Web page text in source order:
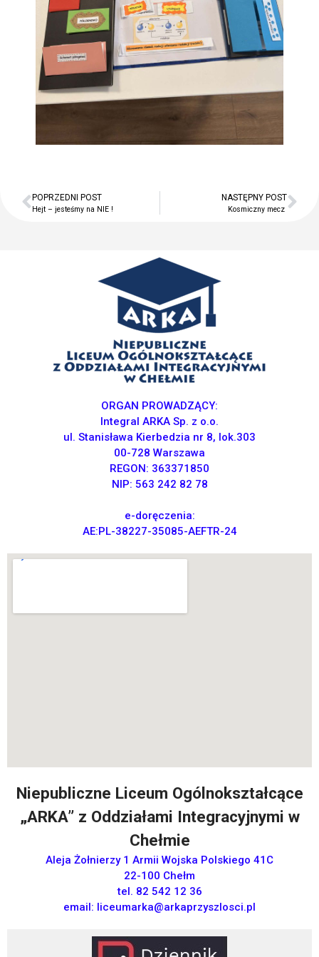
POPRZEDNI POST
Hejt – jesteśmy na NIE !
NASTĘPNY POST
Kosmiczny mecz
ORGAN PROWADZĄCY:
Integral ARKA Sp. z o.o.
ul. Stanisława Kierbedzia nr 8, lok.303
00-728 Warszawa
REGON: 363371850
NIP: 563 242 82 78
e-doręczenia:
AE:PL-38227-35085-AEFTR-24
Niepubliczne Liceum Ogólnokształcące
„ARKA” z Oddziałami Integracyjnymi w
Chełmie
Aleja Żołnierzy 1 Armii Wojska Polskiego 41C
22-100 Chełm
tel. 82 542 12 36
email: liceumarka@arkaprzyszlosci.pl